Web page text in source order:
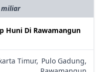
miliar
Huni Di Rawamangun
Timur, Pulo Gadung,